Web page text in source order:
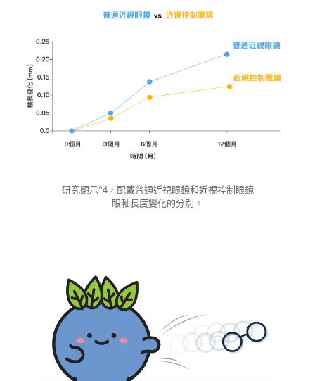
研究顯示^4，配戴普通近視眼鏡和近視控制眼鏡眼軸長度變化的分
研究顯示^4，配戴普通近視眼鏡和近視控制眼鏡
眼軸長度變化的分別。